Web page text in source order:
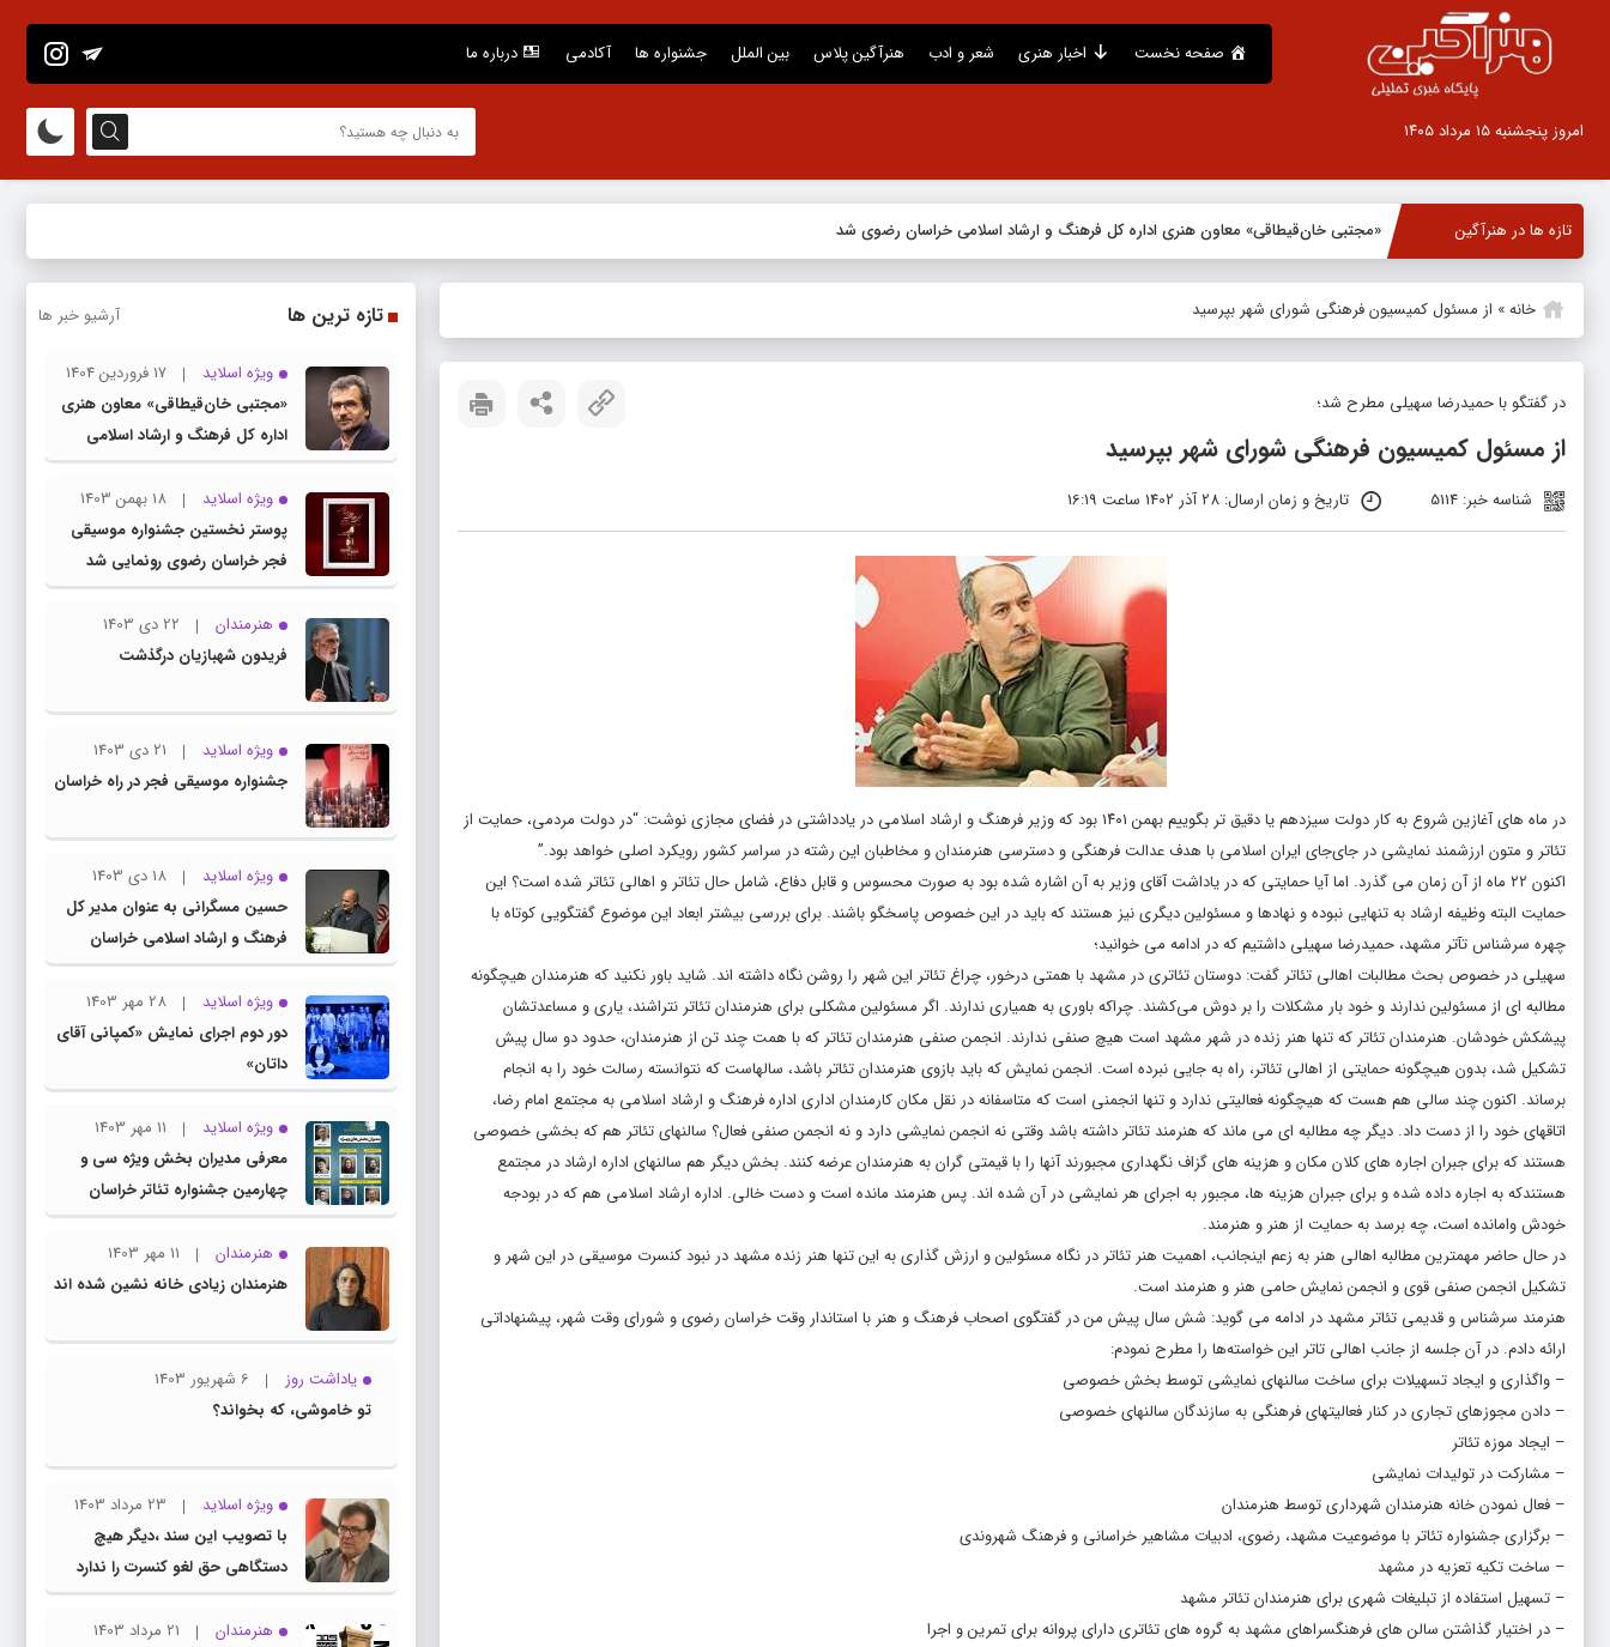
صفحه نخست اخبار هنری شعر و ادب هنرآگین پلاس بین الملل جشنواره ها آکادمی درباره ما
امروز پنجشنبه ۱۵ مرداد ۱۴۰۵
تازه ها در هنرآگین «مجتبی خان‌قیطاقی» معاون هنری اداره کل فرهنگ و ارشاد اسلامی خراسان رضوی شد
خانه» از مسئول کمیسیون فرهنگی شورای شهر بپرسید
در گفتگو با حمیدرضا سهیلی مطرح شد؛
از مسئول کمیسیون فرهنگی شورای شهر بپرسید
شناسه خبر: 5114 تاریخ و زمان ارسال: 28 آذر 1402 ساعت 16:19
در ماه های آغازین شروع به کار دولت سیزدهم یا دقیق تر بگوییم بهمن ۱۴۰۱ بود که وزیر فرهنگ و ارشاد اسلامی در یادداشتی در فضای مجازی نوشت: “در دولت مردمی، حمایت از
تئاتر و متون ارزشمند نمایشی در جای‌جای ایران اسلامی با هدف عدالت فرهنگی و دسترسی هنرمندان و مخاطبان این رشته در سراسر کشور رویکرد اصلی خواهد بود.”
اکنون ٢٢ ماه از آن زمان می گذرد. اما آیا حمایتی که در یاداشت آقای وزیر به آن اشاره شده بود به صورت محسوس و قابل دفاع، شامل حال تئاتر و اهالی تئاتر شده است؟ این
حمایت البته وظیفه ارشاد به تنهایی نبوده و نهادها و مسئولین دیگری نیز هستند که باید در این خصوص پاسخگو باشند. برای بررسی بیشتر ابعاد این موضوع گفتگویی کوتاه با
چهره سرشناس تآتر مشهد، حمیدرضا سهیلی داشتیم که در ادامه می خوانید؛
سهیلی در خصوص بحث مطالبات اهالی تئاتر گفت: دوستان تئاتری در مشهد با همتی درخور، چراغ تئاتر این شهر را روشن نگاه داشته اند. شاید باور نکنید که هنرمندان هیچگونه
مطالبه ای از مسئولین ندارند و خود بار مشکلات را بر دوش می‌کشند. چراکه باوری به همیاری ندارند. اگر مسئولین مشکلی برای هنرمندان تئاتر نتراشند، یاری و مساعدتشان
پیشکش خودشان. هنرمندان تئاتر که تنها هنر زنده در شهر مشهد است هیچ صنفی ندارند. انجمن صنفی هنرمندان تئاتر که با همت چند تن از هنرمندان، حدود دو سال پیش
تشکیل شد، بدون هیچگونه حمایتی از اهالی تئاتر، راه به جایی نبرده است. انجمن نمایش که باید بازوی هنرمندان تئاتر باشد، سالهاست که نتوانسته رسالت خود را به انجام
برساند. اکنون چند سالی هم هست که هیچگونه فعالیتی ندارد و تنها انجمنی است که متاسفانه در نقل مکان کارمندان اداری اداره فرهنگ و ارشاد اسلامی به مجتمع امام رضا،
اتاقهای خود را از دست داد. دیگر چه مطالبه ای می ماند که هنرمند تئاتر داشته باشد وقتی نه انجمن نمایشی دارد و نه انجمن صنفی فعال؟ سالنهای تئاتر هم که بخشی خصوصی
هستند که برای جبران اجاره های کلان مکان و هزینه های گزاف نگهداری مجبورند آنها را با قیمتی گران به هنرمندان عرضه کنند. بخش دیگر هم سالنهای اداره ارشاد در مجتمع
هستندکه به اجاره داده شده و برای جبران هزینه ها، مجبور به اجرای هر نمایشی در آن شده اند. پس هنرمند مانده است و دست خالی. اداره ارشاد اسلامی هم که در بودجه
خودش وامانده است، چه برسد به حمایت از هنر و‌ هنرمند.
در حال حاضر مهمترین مطالبه اهالی هنر به زعم اینجانب، اهمیت هنر تئاتر در نگاه مسئولین و ارزش گذاری به این تنها هنر زنده مشهد در نبود کنسرت موسیقی در این شهر و
تشکیل انجمن صنفی قوی و انجمن نمایش حامی هنر و هنرمند است.
هنرمند سرشناس و قدیمی تئاتر مشهد در ادامه می گوید: شش سال پیش من در گفتگوی اصحاب فرهنگ و هنر با استاندار وقت خراسان رضوی و شورای وقت شهر، پیشنهاداتی
ارائه دادم. در آن جلسه از جانب اهالی تاتر این خواسته‌ها را مطرح نمودم:
– واگذاری و ایجاد تسهیلات برای ساخت سالنهای نمایشی توسط بخش خصوصی
– دادن مجوزهای تجاری در کنار فعالیتهای فرهنگی به سازندگان سالنهای خصوصی
– ایجاد موزه تئاتر
– مشارکت در تولیدات نمایشی
– فعال نمودن خانه هنرمندان شهرداری توسط هنرمندان
– برگزاری جشنواره تئاتر با موضوعیت مشهد، رضوی، ادبیات مشاهیر خراسانی و فرهنگ شهروندی
– ساخت تکیه تعزیه در مشهد
– تسهیل استفاده از تبلیغات شهری برای هنرمندان تئاتر مشهد
– در اختیار گذاشتن سالن های فرهنگسراهای مشهد به گروه های تئاتری دارای پروانه برای تمرین و اجرا
تازه ترین ها آرشیو خبر ها
ویژه اسلاید
17 فروردین 1404
«مجتبی خان‌قیطاقی» معاون هنری
اداره کل فرهنگ و ارشاد اسلامی
خراسان رضوی شد
ویژه اسلاید
18 بهمن 1403
پوستر نخستین جشنواره موسیقی
فجر خراسان رضوی رونمایی شد
هنرمندان
22 دی 1403
فریدون شهبازیان درگذشت
ویژه اسلاید
21 دی 1403
جشنواره موسیقی فجر در راه خراسان
ویژه اسلاید
18 دی 1403
حسین مسگرانی به عنوان مدیر کل
فرهنگ و ارشاد اسلامی خراسان
رضوی معرفی شد
ویژه اسلاید
28 مهر 1403
دور دوم اجرای نمایش «کمپانی آقای
داتان»
ویژه اسلاید
11 مهر 1403
معرفی مدیران بخش ویژه سی و
چهارمین جشنواره تئاتر خراسان
رضوی
هنرمندان
11 مهر 1403
هنرمندان زیادی خانه نشین شده اند
یاداشت روز
6 شهریور 1403
تو خاموشی، که بخواند؟
ویژه اسلاید
23 مرداد 1403
با تصویب این سند ،دیگر هیچ
دستگاهی حق لغو کنسرت را ندارد
هنرمندان
21 مرداد 1403